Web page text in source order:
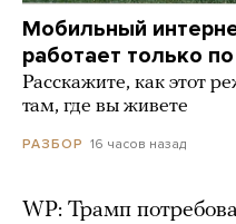
Мобильный
работает только
Расскажите, как этот
там, где вы живете
РАЗБОР 16 часов назад
WP: Трамп